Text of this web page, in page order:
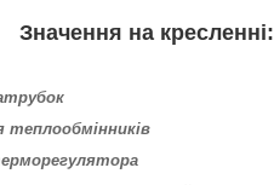
Значення на кресленні:
теплообмінників